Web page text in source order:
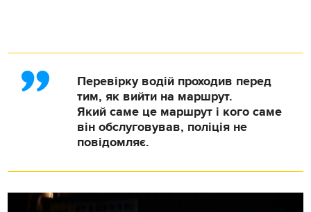
Перевірку водій проходив перед
тим, як вийти на маршрут.
Який саме це маршрут і кого саме
він обслуговував, поліція не
повідомляє.